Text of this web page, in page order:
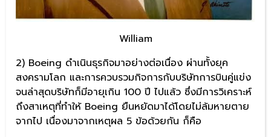
William
2) Boeing ดำเนินธุรกิจมาอย่างต่อเนื่อง ผ่านทั้งยุค
สงครามโลก และการควบรวมกิจการกับบริษัทการบินคู่แข่ง
จนล่าสุดบริษัทก็มีอายุเกิน 100 ปี ไปแล้ว ซึ่งมีการวิเคราะห์
ถึงสาเหตุที่ทำให้ Boeing ยืนหยัดมาได้โดยไม่ล้มหายตาย
จากไป เนื่องมาจากเหตุผล 5 ข้อด้วยกัน ก็คือ